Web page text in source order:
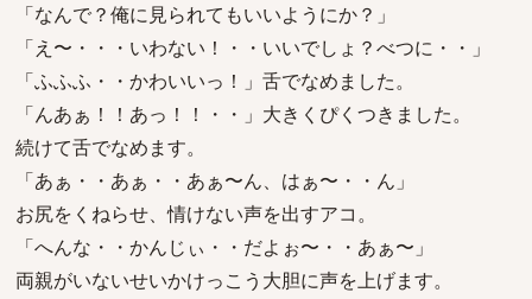
「なんで？俺に見られてもいいようにか？」
「え〜・・・いわない！・・いいでしょ？べつに・・」
「ふふふ・・かわいいっ！」舌でなめました。
「んあぁ！！あっ！！・・」大きくぴくつきました。
続けて舌でなめます。
「あぁ・・あぁ・・あぁ〜ん、はぁ〜・・ん」
お尻をくねらせ、情けない声を出すアコ。
「へんな・・かんじぃ・・だよぉ〜・・あぁ〜」
両親がいないせいかけっこう大胆に声を上げます。